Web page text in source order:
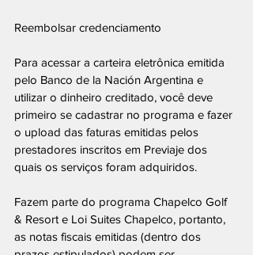
Reembolsar credenciamento
Para acessar a carteira eletrônica emitida
pelo Banco de la Nación Argentina e
utilizar o dinheiro creditado, você deve
primeiro se cadastrar no programa e fazer
o upload das faturas emitidas pelos
prestadores inscritos em Previaje dos
quais os serviços foram adquiridos.
Fazem parte do programa Chapelco Golf
& Resort e Loi Suites Chapelco, portanto,
as notas fiscais emitidas (dentro dos